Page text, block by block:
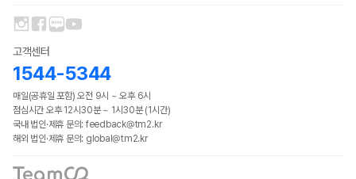
고객센터
1544-5344
매일(공휴일 포함) 오전 9시 ~ 오후 6시
점심시간 오후 12시30분 ~ 1시30분 (1시간)
국내 법인·제휴 문의: feedback@tm2.kr
해외 법인·제휴 문의: global@tm2.kr